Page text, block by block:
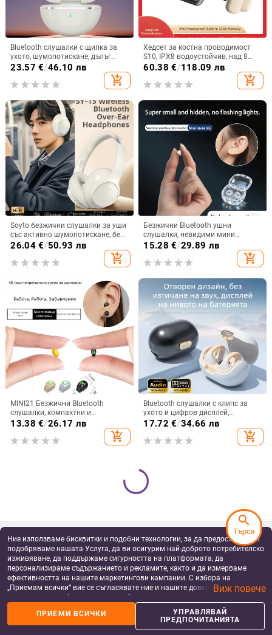
Bluetooth слушалки с щипка за
ухото, шумопотискане, дълъг
живот на батерията >8 ч, стерео
звук, обхват 10 м, Bluetooth 5.4
23.57 €/46.10 лв
add_shopping_cart
Хедсет за костна проводимост
S10, IPX8 водоустойчив, над 8
часа работа, Bluetooth 5.4,
60.38 €/118.09 лв
add_shopping_cart
Soyto безжични слушалки за уши
със активно шумопотискане, без
изтичане на звук, Bluetooth 5.4,
обхват 10 m, двуканално стерео,
OEM персонализация
26.04€/50.93 лв
add_shopping_cart
Безжични Bluetooth ушни
слушалки, невидими мини
размери, ултра компактни, дълъг
живот на батерията, в ушите,
режим за сън, многоточково
обемен звук, водоустойчиви
15.28 €/29.89 лв
add_shopping_cart
MINI21 Безжични Bluetooth
слушалки, компактни и
невидими, едноухи за бягане и
спорт, висококачествен звук,
модел 2025
13.38 €/26.17 лв
add_shopping_cart
Bluetooth слушалки с клипс за
ухото и цифров дисплей,
Bluetooth 5.3, IPX6
водоустойчиви, спортен стил,
безжични стерео клипс слушалки,
17.72 €/34.66 лв
add_shopping_cart
Безжична Bluetooth слушалка с AI
превод и мултиезичен синхронен
обхват до 10 m, Bluetooth 5.0,
IPX4, вграден стерео звук, 4–8 ч
батерия
35.73 - 48.23€/
69.88 - 94.33 лв
Bluetooth спортни слушалки с
кука за ухото, шумопотискане,
>8 ч, Qualcomm чип
18.45€/36.09 лв
Ние използваме бисквитки и подобни технологии, за да предоставяме и
подобряваме нашата Услуга, да ви осигурим най-доброто потребителско
изживяване, да поддържаме сигурността на платформата, да
персонализираме съдържанието и рекламите, както и да измерваме
ефективността на нашите маркетингови кампании. С избора на
„Приемам всички“ вие се съгласявате ние и нашите доверени партньори
да съхраняваме бисквитки и подобни технологии на вашето устройство
за рекламни и аналитични цели. Можете по всяко време да управлявате
своите предпочитания, като натиснете „Управлявай предпочитанията“.
За повече информация, моля, вижте нашата
Виж повече
ПРИЕМИ ВСИЧКИ
УПРАВЛЯВАЙ
ПРЕДПОЧИТАНИЯТА
search
Търси